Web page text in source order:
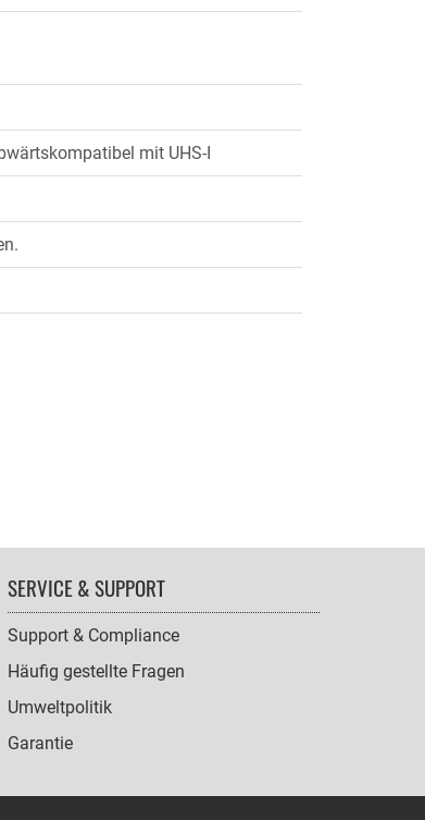
mit UHS-I
SERVICE & SUPPORT
Support & Compliance
Häufig gestellte Fragen
Umweltpolitik
Garantie